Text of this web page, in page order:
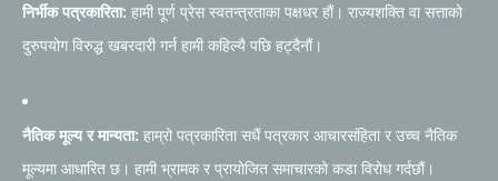
निर्भीक पत्रकारिता: हामी पूर्ण प्रेस स्वतन्त्रताका पक्षधर हौं। राज्यशक्ति वा सत्ताको
दुरुपयोग विरुद्ध खबरदारी गर्न हामी कहिल्यै पछि हट्दैनौं।
नैतिक मूल्य र मान्यता: हाम्रो पत्रकारिता सधैं पत्रकार आचारसंहिता र उच्च नैतिक
मूल्यमा आधारित छ। हामी भ्रामक र प्रायोजित समाचारको कडा विरोध गर्दछौं।